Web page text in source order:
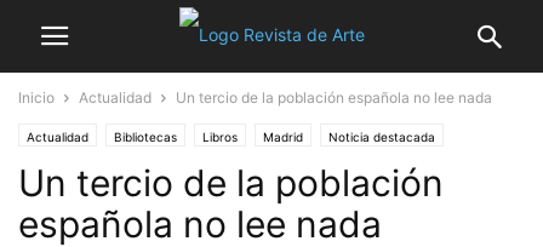
Inicio Actualidad Un tercio de la población española no lee nada
Actualidad Bibliotecas Libros Madrid Noticia destacada
Un tercio de la población
española no lee nada